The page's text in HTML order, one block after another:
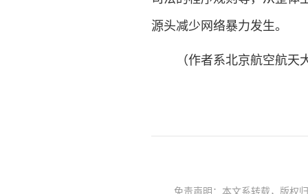
源头减少网络暴力发生。
（作者系北京航空航天大
免责声明：本文系转载，版权